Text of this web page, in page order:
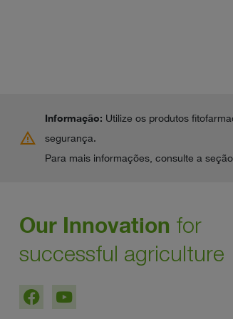
warning
Informação: Utilize os produtos
segurança.
Para mais informações, consulte a
Our Innovation for
successful agriculture